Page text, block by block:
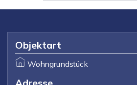
Objektart
Wohngrundstück